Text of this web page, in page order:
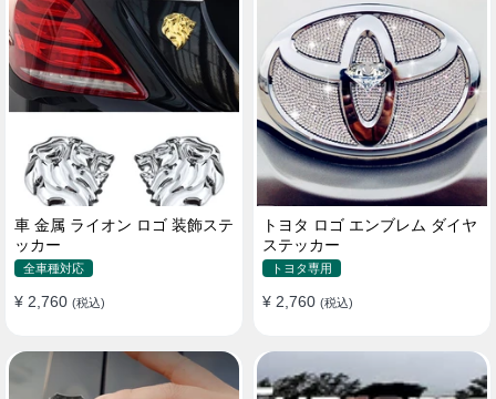
車 金属 ライオン ロゴ 装飾ステ
ッカー
全車種対応
¥ 2,760 (税込)
トヨタ ロゴ エンブレム ダイヤ
ステッカー
トヨタ専用
¥ 2,760 (税込)